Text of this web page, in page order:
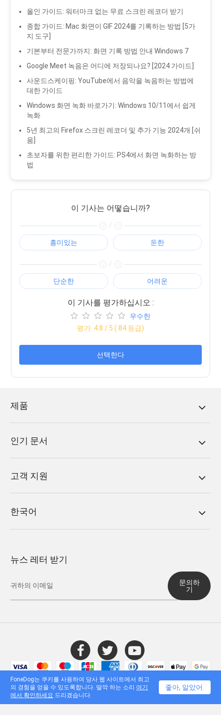
올인 가이드: 워터마크 없는 무료 스크린 레코더 받기
종합 가이드: Mac 화면이 GIF 2024를 기록하는 방법 [5가
지 도구]
기본부터 전문가까지: 화면 기록 방법 안내 Windows 7
Google Meet 녹음은 어디에 저장되나요? [2024 가이드]
사운드스케이핑: YouTube에서 음악을 녹음하는 방법에
대한 가이드
Windows 화면 녹화 바로가기: Windows 10/11에서 쉽게
녹화
5년 최고의 Firefox 스크린 레코더 및 추가 기능 2024개 [쉬
움]
초보자를 위한 편리한 가이드: PS4에서 화면 녹화하는 방
법
이 기사는 어떻습니까?
/
흥미있는 둔한
/
단순한 어려운
이 기사를 평가하십시오 :
우수한
평가: 4.8 / 5 ( 84 등급)
선택한다
제품
인기 문서
고객 지원
한국어
뉴스 레터 받기
문의하
기
© 2016 - 2026 FoneDog Technology Limited, 홍콩. 모든 권리 보유.
FoneDog는 쿠키를 사용하여 당사 웹 사이트에서 최고
의 경험을 얻을 수 있도록합니다. 딸깍 하는 소리 여기
에서 확인하세요 드리겠습니다.
좋아, 알았어.